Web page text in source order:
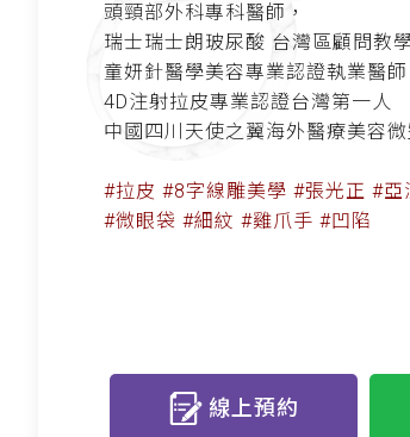
頭頸部外科專科醫師，
瑞士瑞士朗玻尿酸 台灣區顧問教
童妍針醫學美容專業認證執業醫師
4D注射拉皮專業認證台灣第一人
中國四川天使之翼海外醫療美容
#拉皮 #8字線雕美學 #張光正 #
#微眼袋 #細紋 #雞爪手 #凹陷
線上預約